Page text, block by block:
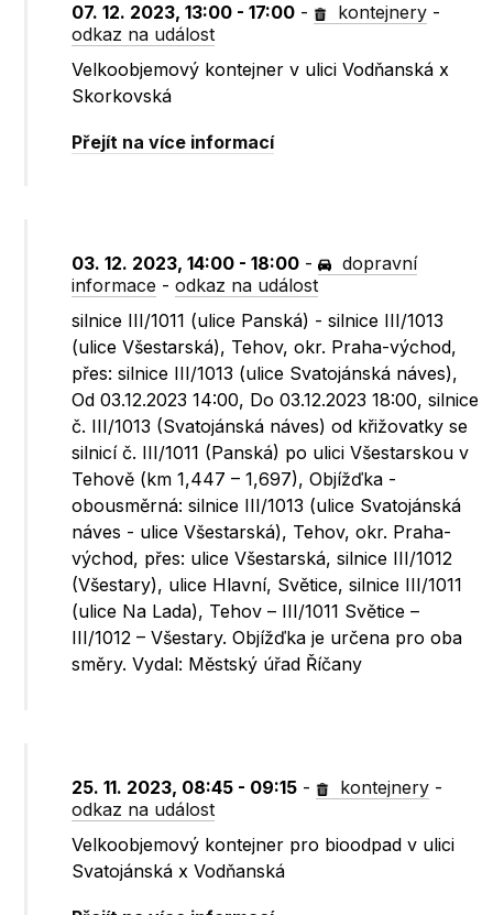
07. 12. 2023, 13:00 - 17:00 - kontejnery -
odkaz na událost
Velkoobjemový kontejner v ulici Vodňanská x
Skorkovská
Přejít na více informací
03. 12. 2023, 14:00 - 18:00 -
dopravní
informace -odkaz na událost
silnice III/1011 (ulice Panská) - silnice III/1013
(ulice Všestarská), Tehov, okr. Praha-východ,
přes: silnice III/1013 (ulice Svatojánská náves),
Od 03.12.2023 14:00, Do 03.12.2023 18:00, silnice
č. III/1013 (Svatojánská náves) od křižovatky se
silnicí č. III/1011 (Panská) po ulici Všestarskou v
Tehově (km 1,447 – 1,697), Objížďka -
obousměrná: silnice III/1013 (ulice Svatojánská
náves - ulice Všestarská), Tehov, okr. Praha-
východ, přes: ulice Všestarská, silnice III/1012
(Všestary), ulice Hlavní, Světice, silnice III/1011
(ulice Na Lada), Tehov – III/1011 Světice –
III/1012 – Všestary. Objížďka je určena pro oba
směry. Vydal: Městský úřad Říčany
25. 11. 2023, 08:45 - 09:15 - kontejnery -
odkaz na událost
Velkoobjemový kontejner pro bioodpad v ulici
Svatojánská x Vodňanská